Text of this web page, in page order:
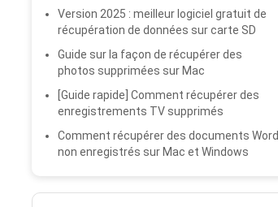
Version 2025 : meilleur logiciel gratuit de
récupération de données sur carte SD
Guide sur la façon de récupérer des
photos supprimées sur Mac
[Guide rapide] Comment récupérer des
enregistrements TV supprimés
Comment récupérer des documents Word
non enregistrés sur Mac et Windows